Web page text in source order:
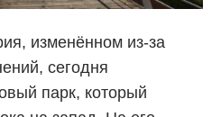
изменённом из-за
сегодня
парк, который